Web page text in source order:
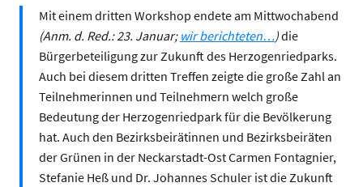
Mit einem dritten Workshop endete am Mittwochabend
(Anm. d. Red.: 23. Januar; wir berichteten…)die
Bürgerbeteiligung zur Zukunft des Herzogenriedparks.
Auch bei diesem dritten Treffen zeigte die große Zahl an
Teilnehmerinnen und Teilnehmern welch große
Bedeutung der Herzogenriedpark für die Bevölkerung
hat. Auch den Bezirksbeirätinnen und Bezirksbeiräten
der Grünen in der Neckarstadt-Ost Carmen Fontagnier,
Stefanie Heß und Dr. Johannes Schuler ist die Zukunft